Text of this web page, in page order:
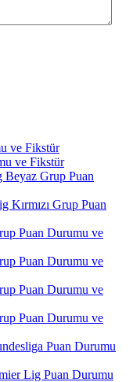
ve Fikstür
ve Fikstür
Grup Puan
Kırmızı Grup Puan
Puan Durumu ve
Puan Durumu ve
Puan Durumu ve
Puan Durumu ve
Puan Durumu
Lig Puan Durumu